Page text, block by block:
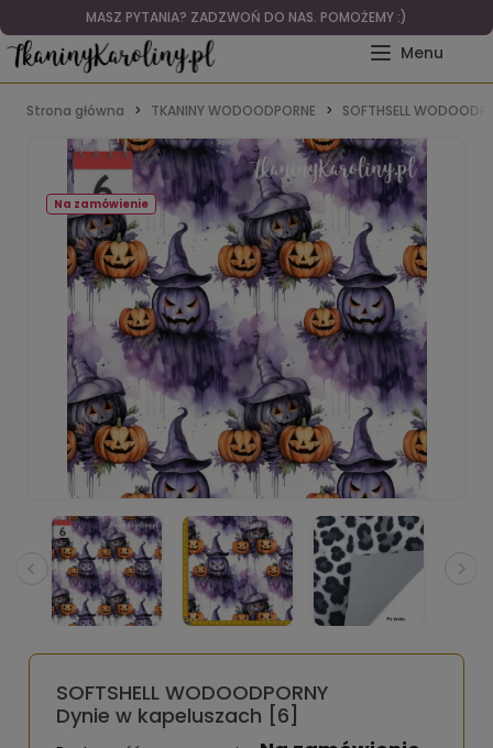
MASZ PYTANIA? ZADZWOŃ DO NAS. POMOŻEMY :)
Strona główna TKANINY WODOODPORNE SOFTHSELL
Na zamówienie
SOFTSHELL WODOODPORNY
Dynie w kapeluszach [6]